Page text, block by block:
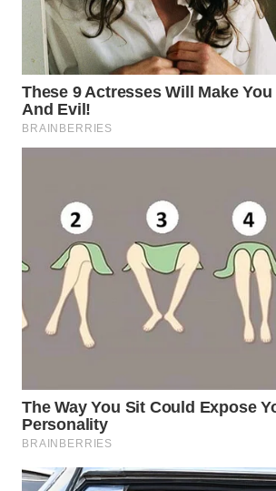
PURWAKARTA
WN
PRIANGAN
TIMUR
WN
WN
SOLO
WN
BOROBUDUR
WN
SURABAYA
WN